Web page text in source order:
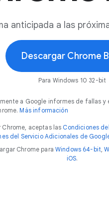
anticipada a las
Descargar Chrome
Para Windows 10 32-bit
a Google informes de fallas y
Más información
Chrome, aceptas las Condiciones
del Servicio Adicionales de
Chrome para Windows 64-bit,
iOS.